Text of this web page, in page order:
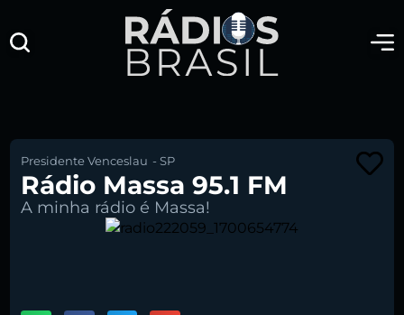
Presidente Venceslau -SP
Rádio Massa 95.1 FM
A minha rádio é Massa!